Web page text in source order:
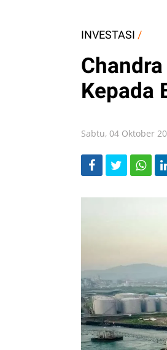
INVESTASI /
Kepada
Sabtu, 04 Oktober